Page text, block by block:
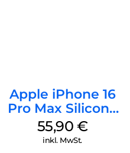
Apple iPhone 16
Pro Max Silicone
Case MagSafe
Stone Gray
55,90 €
inkl. MwSt.